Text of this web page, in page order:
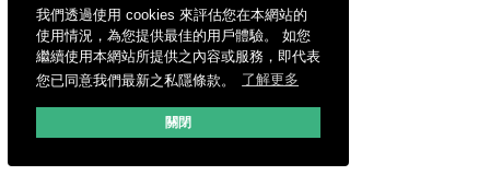
我們透過使用 cookies 來評估您在本網站的
使用情況，為您提供最佳的用戶體驗。 如您
繼續使用本網站所提供之內容或服務，即代表
您已同意我們最新之私隱條款。
了解更多
關閉